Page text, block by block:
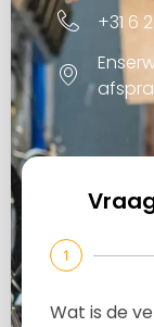
+31 6
1
Wat is de